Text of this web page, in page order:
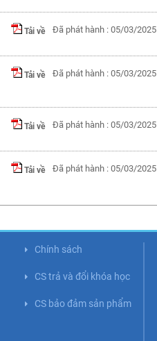
Tải về Đã phát hành : 05/03/2025
Tải về Đã phát hành : 05/03/2025
Tải về Đã phát hành : 05/03/2025
Tải về Đã phát hành : 05/03/2025
Chính sách
CS trả và đổi khóa học
CS bảo đảm sản phẩm